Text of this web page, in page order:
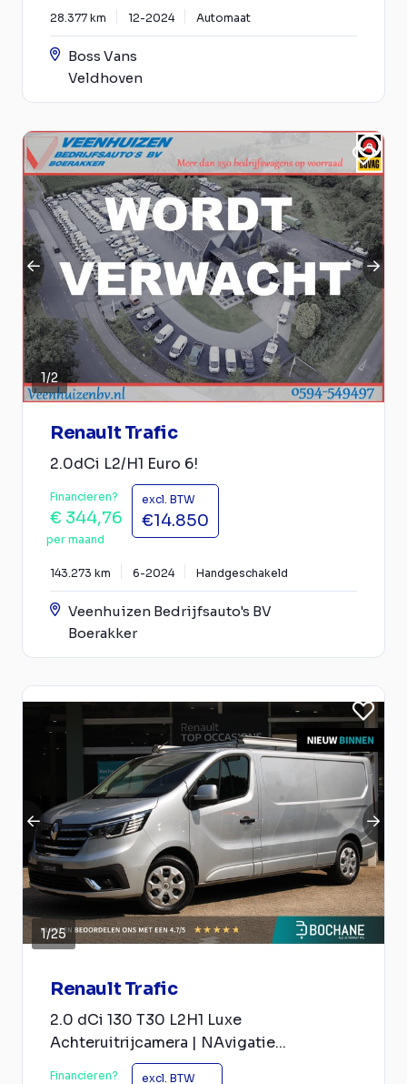
28.377 km 12-2024 Automaat
Boss Vans
Veldhoven
1/2
Renault Trafic
2.0dCi L2/H1 Euro 6!
Financieren?
€ 344,76
per maand
excl. BTW
€14.850
143.273 km 6-2024 Handgeschakeld
Veenhuizen Bedrijfsauto's BV
Boerakker
1/25
Renault Trafic
2.0 dCi 130 T30 L2H1 Luxe
Achteruitrijcamera | NAvigatie...
Financieren? excl. BTW